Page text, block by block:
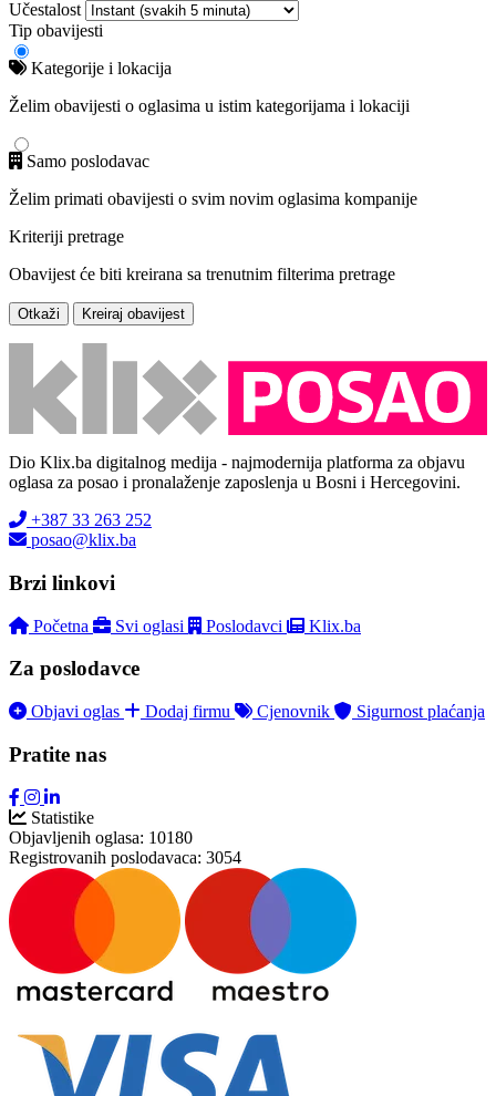
Učestalost
Tip obavijesti
Kategorije i lokacija
Želim obavijesti o oglasima u istim kategorijama i lokaciji
Samo poslodavac
Želim primati obavijesti o svim novim oglasima kompanije
Kriteriji pretrage
Obavijest će biti kreirana sa trenutnim filterima pretrage
Otkaži Kreiraj obavijest
Dio Klix.ba digitalnog medija - najmodernija platforma za objavu
oglasa za posao i pronalaženje zaposlenja u Bosni i Hercegovini.
+387 33 263 252
posao@klix.ba
Brzi linkovi
Početna Svi oglasi Poslodavci Klix.ba
Za poslodavce
Objavi oglas Dodaj firmu Cjenovnik Sigurnost plaćanja
Pratite nas
Statistike
Objavljenih oglasa: 10180
Registrovanih poslodavaca: 3054